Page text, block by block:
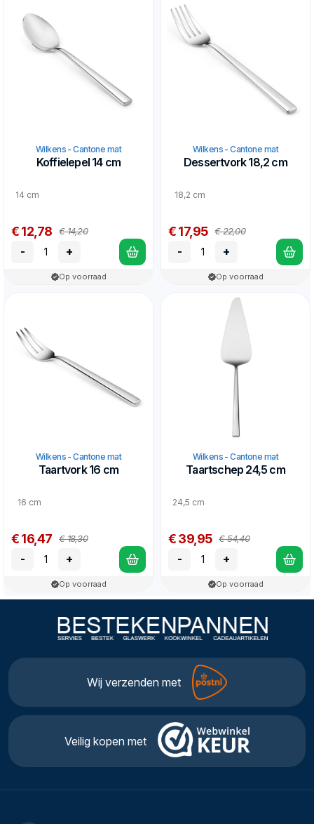
Wilkens - Cantone mat
Koffielepel 14 cm
14 cm
€ 12,78 € 14,20
- +
Op voorraad
Wilkens - Cantone mat
Dessertvork 18,2 cm
18,2 cm
€ 17,95 € 22,00
- +
Op voorraad
Wilkens - Cantone mat
Taartvork 16 cm
16 cm
€ 16,47 € 18,30
- +
Op voorraad
Wilkens - Cantone mat
Taartschep 24,5 cm
24,5 cm
€ 39,95 € 54,40
- +
Op voorraad
Wij verzenden met
Veilig kopen met